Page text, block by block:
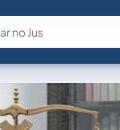
Fale com